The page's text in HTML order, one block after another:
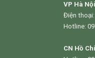
VP Hà
Điện thoại:
Hotline:
CN Hồ